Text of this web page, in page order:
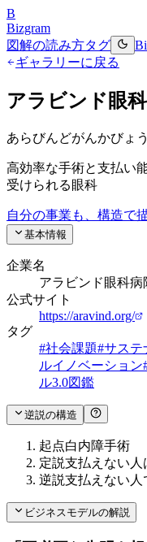
B
Bizgram
図解の読み方タグ
ギャラリーに戻る
アラビンド眼
あらびんどがんかびょ
高効率な手術と支払い
受けられる眼科
自分の事業も、構造で
基本情報
企業名
アラビンド眼科病
公式サイト
https://aravind.org/
タグ
#社会課題#サステ
ルイノベーション
ル3.0図鑑
逆説の構造
起点白内障手術
定説支払えない人
逆説支払えない人
ビジネスモデルの解説